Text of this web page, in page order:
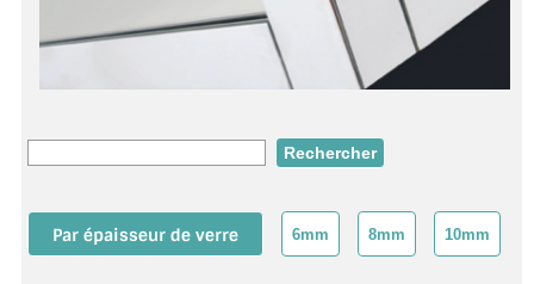
VITRINE EN VERRE
CONNECTEURS ET ASSEMBLAGE DE VERRES
PLATS ET CORNIÈRES
BOUTONS ET POIGNÉES
Par épaisseur de verre 6mm 8mm 10mm